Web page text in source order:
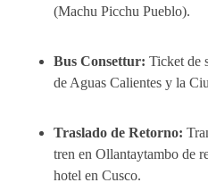
(Machu Picchu Pueblo).
Bus Consettur: Ticket de
de Aguas Calientes y la
Traslado de Retorno:
tren en Ollantaytambo de
hotel en Cusco.